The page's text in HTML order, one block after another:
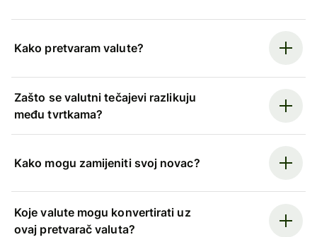
Kako pretvaram valute?
Zašto se valutni tečajevi razlikuju
među tvrtkama?
Kako mogu zamijeniti svoj novac?
Koje valute mogu konvertirati uz
ovaj pretvarač valuta?